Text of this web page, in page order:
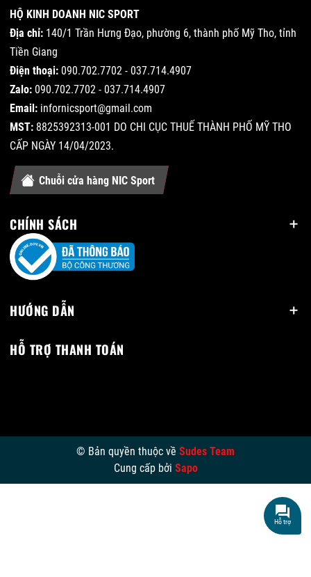
HỘ KINH DOANH NIC SPORT
Địa chỉ: 140/1 Trần Hưng Đạo, phường 6, thành phố Mỹ Tho, tỉnh
Tiền Giang
Điện thoại: 090.702.7702 - 037.714.4907
Zalo: 090.702.7702 - 037.714.4907
Email: infornicsport@gmail.com
MST: 8825392313-001 DO CHI CỤC THUẾ THÀNH PHỐ MỸ THO
CẤP NGÀY 14/04/2023.
Chuỗi cửa hàng NIC Sport
CHÍNH SÁCH
HƯỚNG DẪN
HỖ TRỢ THANH TOÁN
© Bản quyền thuộc về Sudes Team
Cung cấp bởi Sapo
Hỗ trợ